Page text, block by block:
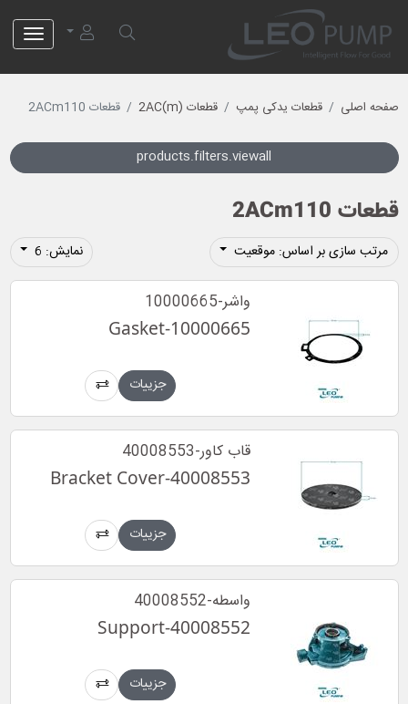
صفحه اصلی قطعات یدکی پمپ قطعات (2AC(m قطعات 2ACm110
products.filters.viewall
قطعات 2ACm110
مرتب سازی بر اساس: موقعیت نمایش: 6
واشر-10000665
Gasket-10000665
جزییات
قاب کاور-40008553
Bracket Cover-40008553
جزییات
واسطه-40008552
Support-40008552
جزییات